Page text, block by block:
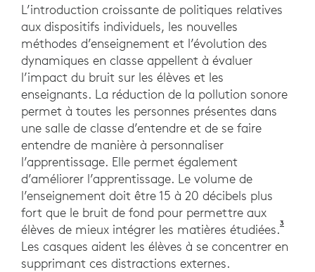
L’introduction croissante de politiques relatives
aux dispositifs individuels, les nouvelles
méthodes d’enseignement et l’évolution des
dynamiques en classe appellent à évaluer
l’impact du bruit sur les élèves et les
enseignants. La réduction de la pollution sonore
permet à toutes les personnes présentes dans
une salle de classe d’entendre et de se faire
entendre de manière à personnaliser
l’apprentissage. Elle permet également
d’améliorer l’apprentissage. Le volume de
l’enseignement doit être 15 à 20 décibels plus
fort que le bruit de fond pour permettre aux
élèves de mieux intégrer les matières étudiées.3
Les casques aident les élèves à se concentrer en
supprimant ces distractions externes.